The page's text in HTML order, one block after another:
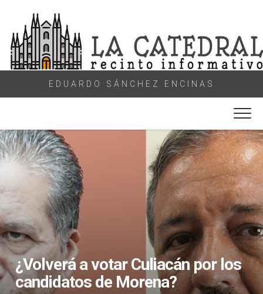
content
EDUARDO SÁNCHEZ ENCINAS
¿Volverá a votar Culiacán por los
candidatos de Morena?